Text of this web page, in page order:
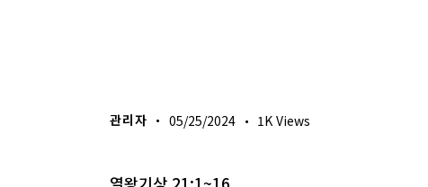
관리자 05/25/2024 1K Views